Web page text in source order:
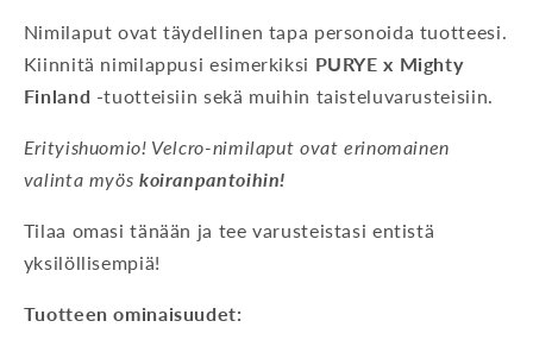
Nimilaput ovat täydellinen tapa personoida tuotteesi.
Kiinnitä nimilappusi esimerkiksi PURYE x Mighty
Finland -tuotteisiin sekä muihin taisteluvarusteisiin.
Erityishuomio! Velcro-nimilaput ovat erinomainen
valinta myös koiranpantoihin!
Tilaa omasi tänään ja tee varusteistasi entistä
yksilöllisempiä!
Tuotteen ominaisuudet: